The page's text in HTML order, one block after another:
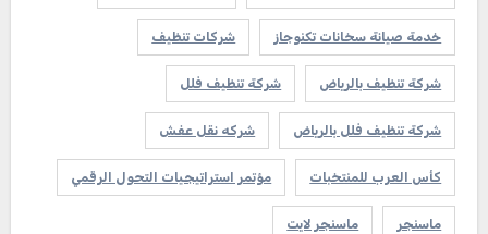
خدمة صيانة سخانات تكنوجاز شركات تنظيف
شركة تنظيف بالرياض شركة تنظيف فلل
شركة تنظيف فلل بالرياض شركه نقل عفش
كأس العرب للمنتخبات مؤتمر استراتيجيات التحول الرقمي
ماسنجر ماسنجر لايت